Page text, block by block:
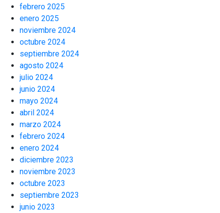
febrero 2025
enero 2025
noviembre 2024
octubre 2024
septiembre 2024
agosto 2024
julio 2024
junio 2024
mayo 2024
abril 2024
marzo 2024
febrero 2024
enero 2024
diciembre 2023
noviembre 2023
octubre 2023
septiembre 2023
junio 2023